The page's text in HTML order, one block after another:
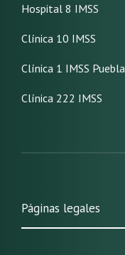
Hospital 8 IMSS
Clínica 10 IMSS
Clínica 1 IMSS Puebla
Clínica 222 IMSS
Páginas legales